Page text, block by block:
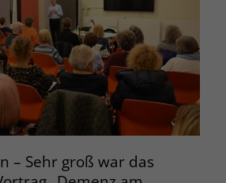
– Sehr groß war das